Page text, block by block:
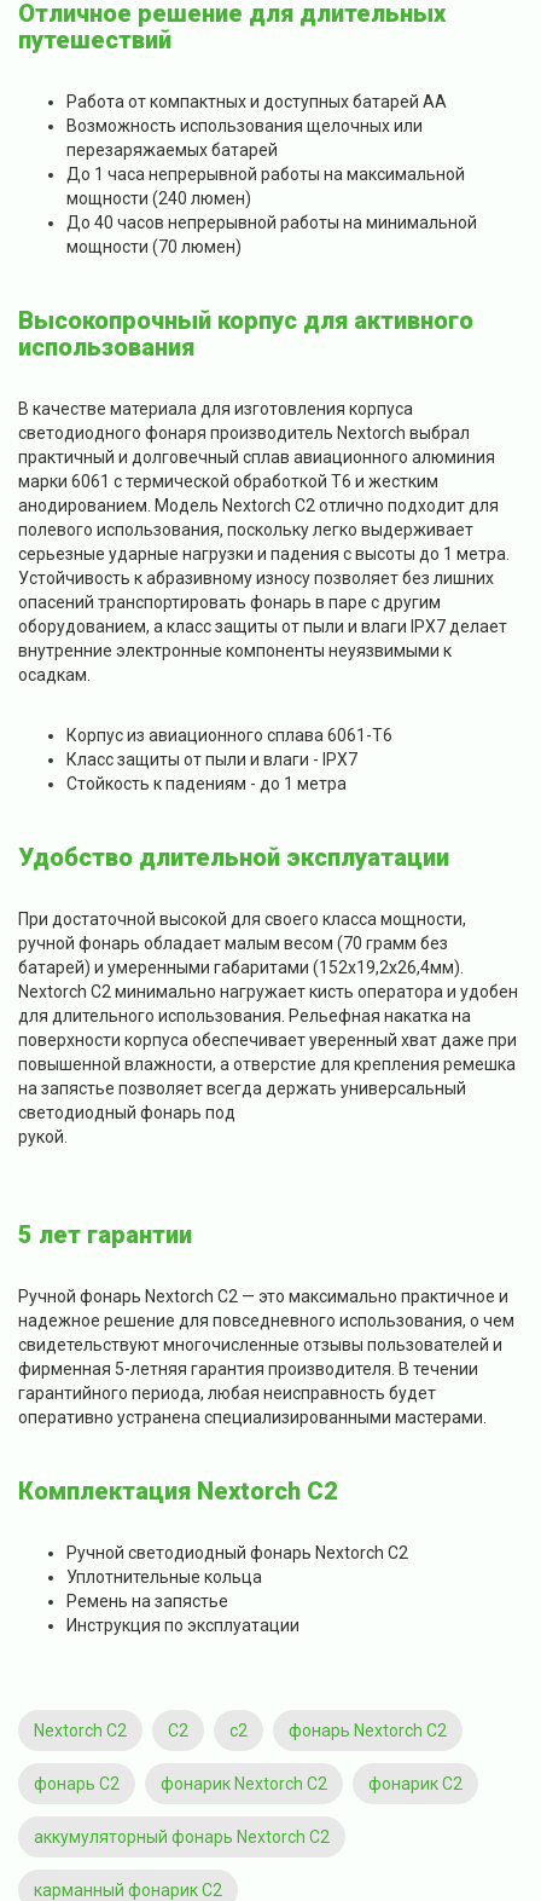
Отличное решение для длительных
путешествий
Работа от компактных и доступных батарей АА
Возможность использования щелочных или
перезаряжаемых батарей
До 1 часа непрерывной работы на максимальной
мощности (240 люмен)
До 40 часов непрерывной работы на минимальной
мощности (70 люмен)
Высокопрочный корпус для активного
использования
В качестве материала для изготовления корпуса
светодиодного фонаря производитель Nextorch выбрал
практичный и долговечный сплав авиационного алюминия
марки 6061 с термической обработкой T6 и жестким
анодированием. Модель Nextorch C2 отлично подходит для
полевого использования, поскольку легко выдерживает
серьезные ударные нагрузки и падения с высоты до 1 метра.
Устойчивость к абразивному износу позволяет без лишних
опасений транспортировать фонарь в паре с другим
оборудованием, а класс защиты от пыли и влаги IPX7 делает
внутренние электронные компоненты неуязвимыми к
осадкам.
Корпус из авиационного сплава 6061-T6
Класс защиты от пыли и влаги - IPX7
Стойкость к падениям - до 1 метра
Удобство длительной эксплуатации
При достаточной высокой для своего класса мощности,
ручной фонарь обладает малым весом (70 грамм без
батарей) и умеренными габаритами (152х19,2х26,4мм).
Nextorch C2 минимально нагружает кисть оператора и удобен
для длительного использования. Рельефная накатка на
поверхности корпуса обеспечивает уверенный хват даже при
повышенной влажности, а отверстие для крепления ремешка
на запястье позволяет всегда держать универсальный
светодиодный фонарь под
5 лет гарантии
Ручной фонарь Nextorch C2 — это максимально практичное и
надежное решение для повседневного использования, о чем
свидетельствуют многочисленные отзывы пользователей и
фирменная 5-летняя гарантия производителя. В течении
гарантийного периода, любая неисправность будет
оперативно устранена специализированными мастерами.
Комплектация Nextorch C2
Ручной светодиодный фонарь Nextorch C2
Уплотнительные кольца
Ремень на запястье
Инструкция по эксплуатации
Nextorch C2 C2 с2 фонарь Nextorch C2
фонарь C2 фонарик Nextorch C2 фонарик C2
аккумуляторный фонарь Nextorch C2
карманный фонарик C2